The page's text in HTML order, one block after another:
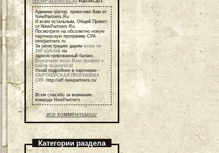
Администратор, приветики Вам от
NewPartners.Ru
И всем остальным, Общий Привет
от NewPartners.Ru
Посмотрите на обсолютно новую
партнерскую программу СРА
newpartners.ru
За регистрацию дарим всем по
500 рублей на
зарегистрированный баланс.
Выкупаем весь Ваш трафик с
сайта за дорого!
Узнай подробнее в партнерке -
ПАРТНЕРСКАЯ ПРОГРАММА
СРА http://aff.newpartners.ru/
Всем спасибо за внимание,
команда NewPartners
все комментарии
Категории раздела